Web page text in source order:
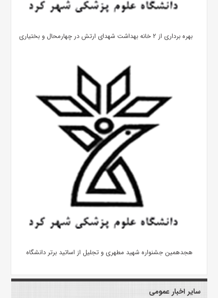
بهره ‌برداری از ۲ خانه بهداشت شهدای ارتش در چهارمحال و بختیاری
هجدهمین جشنواره شهید مطهری و تجلیل از اساتید برتر دانشگاه
سایر اخبار عمومی